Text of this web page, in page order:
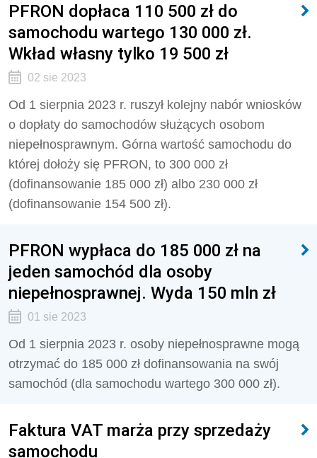
PFRON dopłaca 110 500 zł do
samochodu wartego 130 000 zł.
Wkład własny tylko 19 500 zł
02 sie 2023
Od 1 sierpnia 2023 r. ruszył kolejny nabór wniosków
o dopłaty do samochodów służących osobom
niepełnosprawnym. Górna wartość samochodu do
której dołoży się PFRON, to 300 000 zł
(dofinansowanie 185 000 zł) albo 230 000 zł
(dofinansowanie 154 500 zł).
PFRON wypłaca do 185 000 zł na
jeden samochód dla osoby
niepełnosprawnej. Wyda 150 mln zł
01 sie 2023
Od 1 sierpnia 2023 r. osoby niepełnosprawne mogą
otrzymać do 185 000 zł dofinansowania na swój
samochód (dla samochodu wartego 300 000 zł).
Faktura VAT marża przy sprzedaży
samochodu